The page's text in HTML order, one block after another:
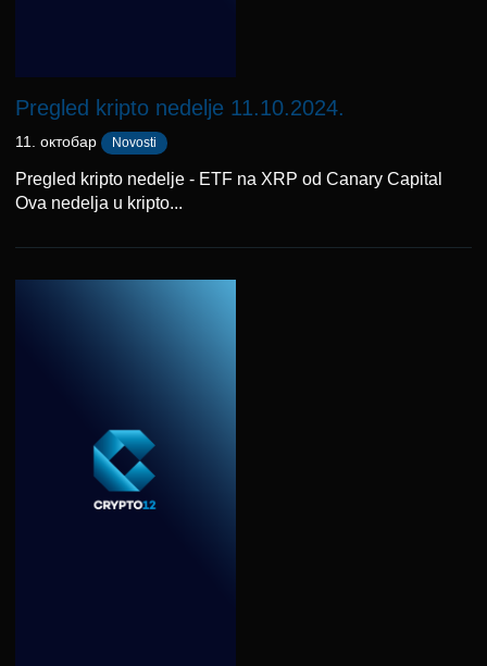
Pregled kripto nedelje 11.10.2024.
11. октобар Novosti
Pregled kripto nedelje - ETF na XRP od Canary Capital
Ova nedelja u kripto...